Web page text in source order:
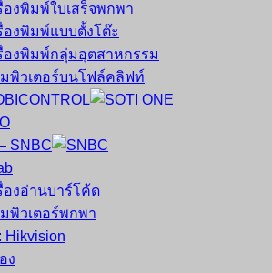
องพิมพ์ใบเสร็จพกพา
องพิมพ์แบบตั้งโต๊ะ
องพิมพ์กลุ่มอุตสาหกรรม
พิวเตอร์บนโฟล์คลิฟท์
SNBC
องอ่านบาร์โค้ด
พิวเตอร์พกพา
Hikvision
ง